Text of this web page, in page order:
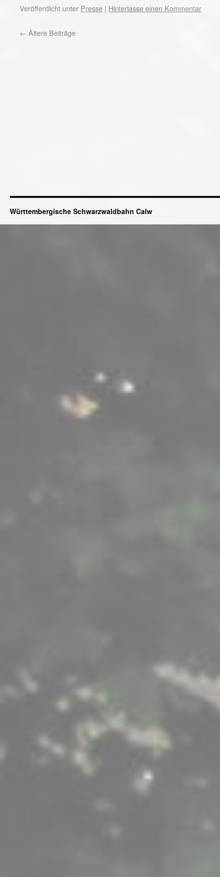
Veröffentlicht unter Presse | Hinterlasse einen Kommentar
← Ältere Beiträge
Württembergische Schwarzwaldbahn Calw